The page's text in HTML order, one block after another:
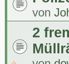
von
2